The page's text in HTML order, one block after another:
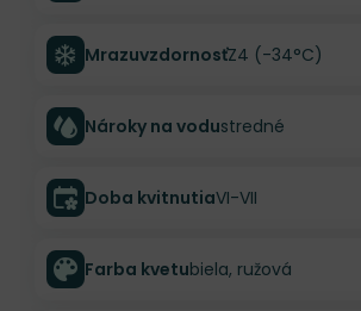
MrazuvzdornosťZ4 (-34°C)
Nároky na vodustredné
Doba kvitnutiaVI-VII
Farba kvetubiela, ružová